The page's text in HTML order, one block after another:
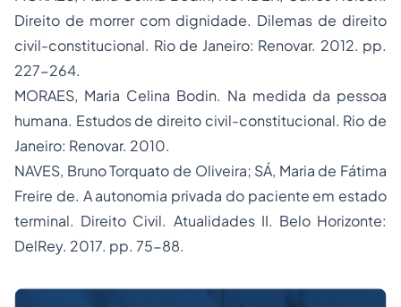
Direito de morrer com dignidade. Dilemas de direito
civil-constitucional. Rio de Janeiro: Renovar. 2012. pp.
227-264.
MORAES, Maria Celina Bodin. Na medida da pessoa
humana. Estudos de direito civil-constitucional. Rio de
Janeiro: Renovar. 2010.
NAVES, Bruno Torquato de Oliveira; SÁ, Maria de Fátima
Freire de. A autonomia privada do paciente em estado
terminal. Direito Civil. Atualidades II. Belo Horizonte:
DelRey. 2017. pp. 75-88.